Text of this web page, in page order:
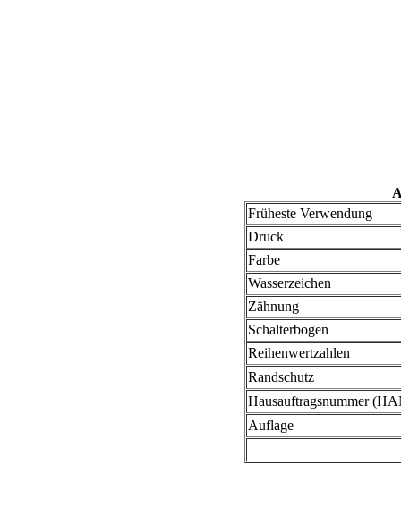
Früheste Verwendung
Druck
Farbe
Wasserzeichen
Zähnung
Schalterbogen
Reihenwertzahlen
Randschutz
Hausauftragsnummer
Auflage